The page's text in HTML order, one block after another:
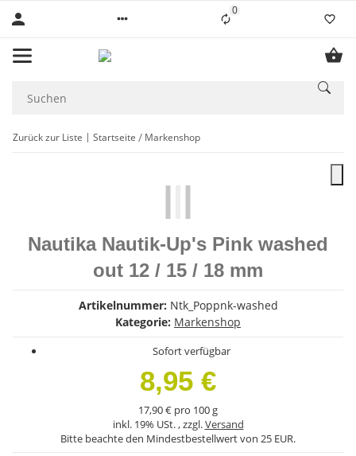
0Liste ist leer
Zurück zur Liste Startseite Markenshop
Nautika Nautik-Up's Pink washed
out 12 / 15 / 18 mm
Artikelnummer: Ntk_Poppnk-washed
Kategorie: Markenshop
Sofort verfügbar
8,95 €
17,90 € pro 100 g
inkl. 19% USt. , zzgl.Versand
Bitte beachte den Mindestbestellwert von 25 EUR.